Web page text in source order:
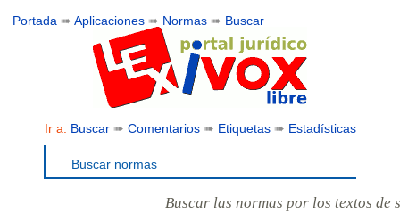
Portada ➠Aplicaciones ➠ Normas ➠ Buscar
Ir a: Buscar➠ Comentarios➠ Etiquetas➠ Estadísticas
Buscar normas
Buscar las normas por los textos de